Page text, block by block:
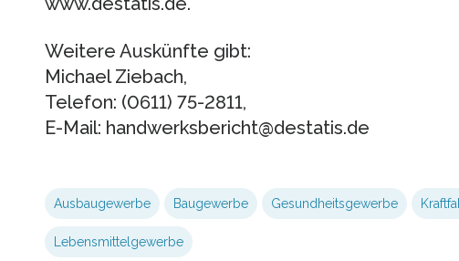
Weitere Auskünfte gibt:
Michael Ziebach,
Telefon: (0611) 75-2811,
E-Mail: handwerksbericht@destatis.de
Ausbaugewerbe Baugewerbe Gesundheitsgewerbe
Lebensmittelgewerbe